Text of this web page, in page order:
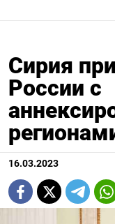
Сирия
России с
16.03.2023